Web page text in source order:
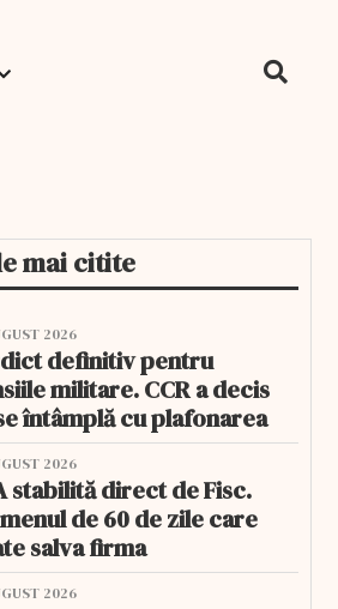
mai citite
2026
definitiv pentru
militare. CCR a decis
întâmplă cu plafonarea
2026
stabilită direct de Fisc.
de 60 de zile care
salva firma
2026